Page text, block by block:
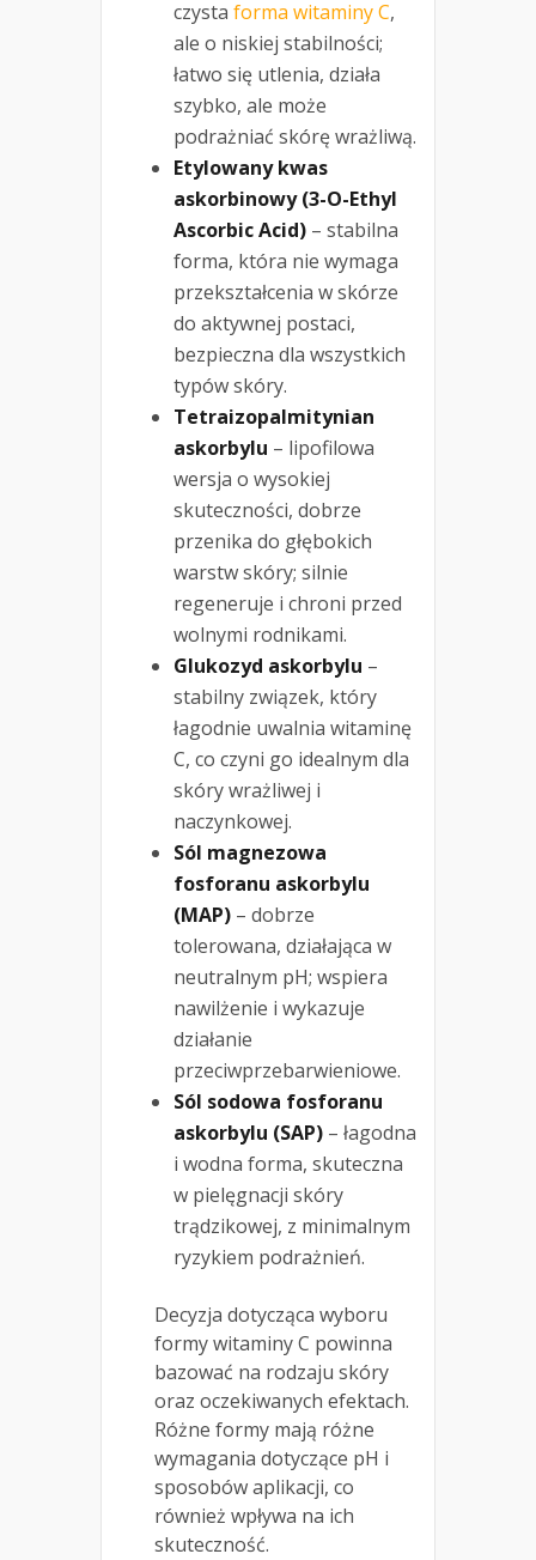
czysta forma witaminy C,
ale o niskiej stabilności;
łatwo się utlenia, działa
szybko, ale może
podrażniać skórę wrażliwą.
Etylowany kwas
askorbinowy (3-O-Ethyl
Ascorbic Acid) – stabilna
forma, która nie wymaga
przekształcenia w skórze
do aktywnej postaci,
bezpieczna dla wszystkich
typów skóry.
Tetraizopalmitynian
askorbylu – lipofilowa
wersja o wysokiej
skuteczności, dobrze
przenika do głębokich
warstw skóry; silnie
regeneruje i chroni przed
wolnymi rodnikami.
Glukozyd askorbylu –
stabilny związek, który
łagodnie uwalnia witaminę
C, co czyni go idealnym dla
skóry wrażliwej i
naczynkowej.
Sól magnezowa
fosforanu askorbylu
(MAP) – dobrze
tolerowana, działająca w
neutralnym pH; wspiera
nawilżenie i wykazuje
działanie
przeciwprzebarwieniowe.
Sól sodowa fosforanu
askorbylu (SAP) – łagodna
i wodna forma, skuteczna
w pielęgnacji skóry
trądzikowej, z minimalnym
ryzykiem podrażnień.
Decyzja dotycząca wyboru
formy witaminy C powinna
bazować na rodzaju skóry
oraz oczekiwanych efektach.
Różne formy mają różne
wymagania dotyczące pH i
sposobów aplikacji, co
również wpływa na ich
skuteczność.